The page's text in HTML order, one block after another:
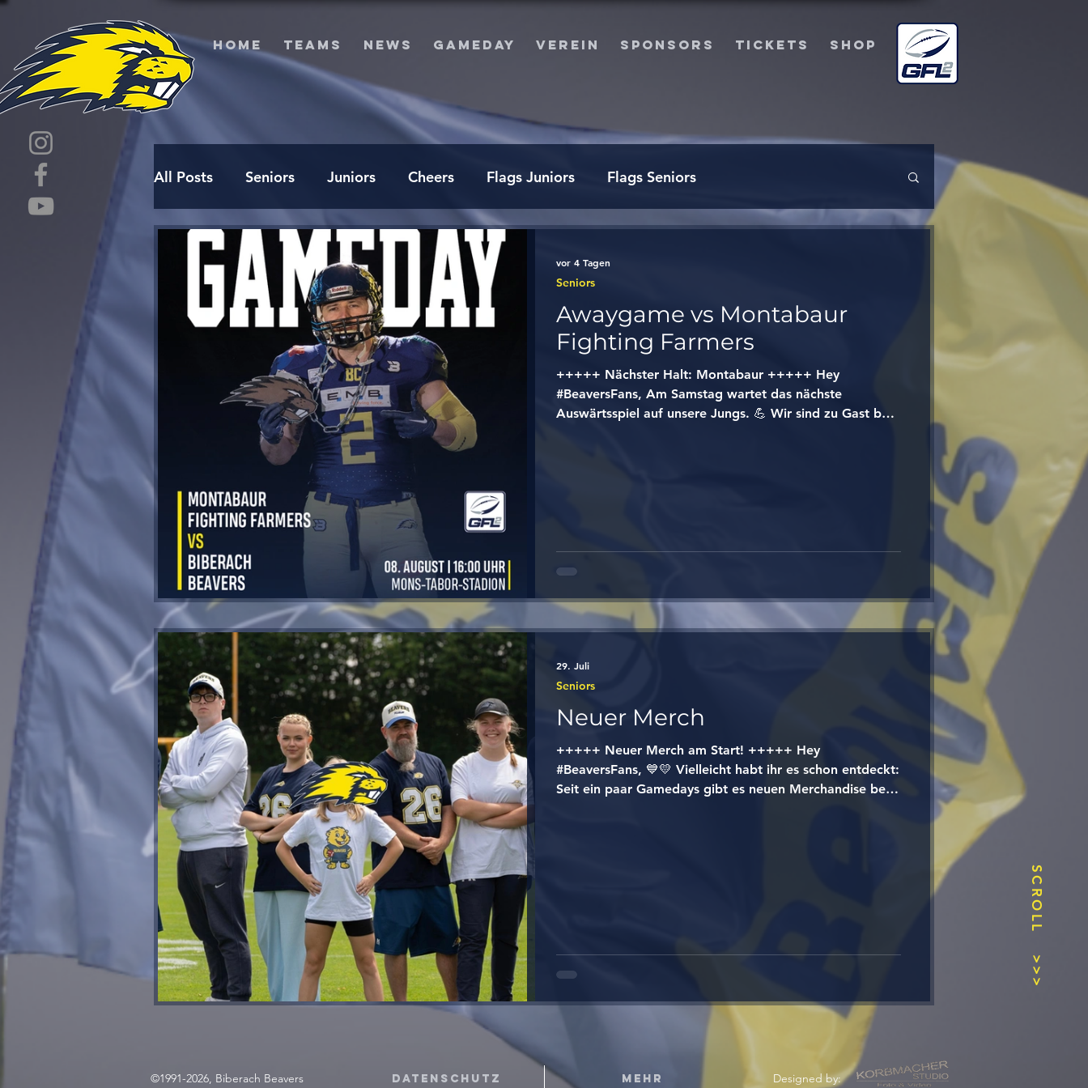
HOME TEAMS NEWS GAMEDAY VEREIN SPONSORS TICKETS SHOP
All Posts Seniors Juniors Cheers Flags Juniors Flags Seniors
Awaygame vs Montabaur
Fighting Farmers
+++++ Nächster Halt: Montabaur +++++ Hey
#BeaversFans, Am Samstag wartet das nächste
Auswärtsspiel auf unsere Jungs. 💪 Wir sind zu Gast bei
Eure #BigBlueFamily 💙💛
Seniors
vor 4 Tagen
Neuer Merch
+++++ Neuer Merch am Start! +++++ Hey
#BeaversFans, 💙💛 Vielleicht habt ihr es schon entdeckt:
Seit ein paar Gamedays gibt es neuen Merchandise bei
Seniors
29. Juli
SCROLL
>>>
©1991-2026, Biberach Beavers Datenschutz Mehr Designed by: